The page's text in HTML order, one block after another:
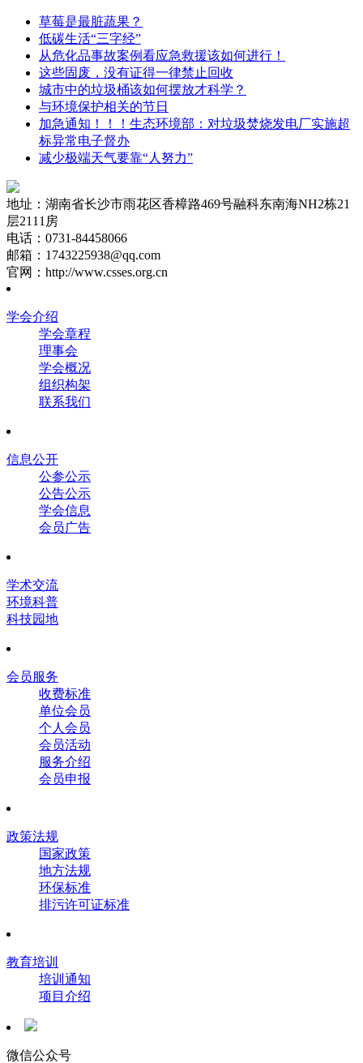
草莓是最脏蔬果？
低碳生活“三字经”
从危化品事故案例看应急救援该如何进行！
这些固废，没有证得一律禁止回收
城市中的垃圾桶该如何摆放才科学？
与环境保护相关的节日
加急通知！！！生态环境部：对垃圾焚烧发电厂实施超
标异常电子督办
减少极端天气要靠“人努力”
地址：湖南省长沙市雨花区香樟路469号融科东南海NH2栋21
层2111房
电话：0731-84458066
邮箱：1743225938@qq.com
官网：http://www.csses.org.cn
学会介绍
学会章程
理事会
学会概况
组织构架
联系我们
信息公开
公参公示
公告公示
学会信息
会员广告
学术交流
环境科普
科技园地
会员服务
收费标准
单位会员
个人会员
会员活动
服务介绍
会员申报
政策法规
国家政策
地方法规
环保标准
排污许可证标准
教育培训
培训通知
项目介绍
微信公众号